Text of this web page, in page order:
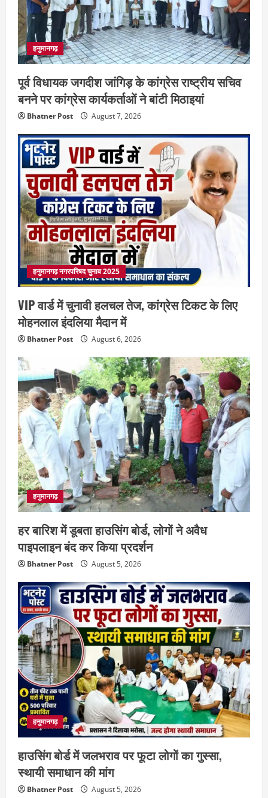
हनुमानगढ़
पूर्व विधायक जगदीश जांगिड़ के कांग्रेस राष्ट्रीय सचिव
बनने पर कांग्रेस कार्यकर्ताओं ने बांटी मिठाइयां
Bhatner Post August 7, 2026
हनुमानगढ़ नगरपरिषद चुनाव 2025
VIP वार्ड में चुनावी हलचल तेज, कांग्रेस टिकट के लिए
मोहनलाल इंदलिया मैदान में
Bhatner Post August 6, 2026
हनुमानगढ़
हर बारिश में डूबता हाउसिंग बोर्ड, लोगों ने अवैध
पाइपलाइन बंद कर किया प्रदर्शन
Bhatner Post August 5, 2026
हनुमानगढ़
हाउसिंग बोर्ड में जलभराव पर फूटा लोगों का गुस्सा,
स्थायी समाधान की मांग
Bhatner Post August 5, 2026